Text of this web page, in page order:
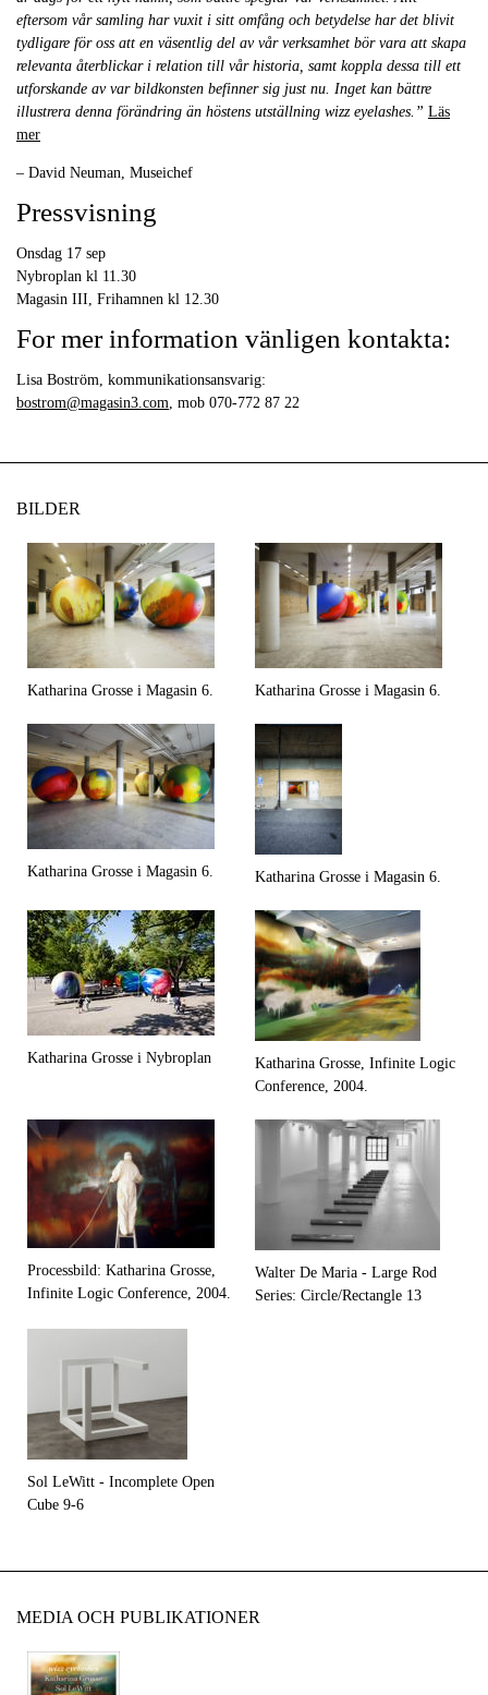
eftersom vår samling har vuxit i sitt omfång och betydelse har det blivit
tydligare för oss att en väsentlig del av vår verksamhet bör vara att skapa
relevanta återblickar i relation till vår historia, samt koppla dessa till ett
utforskande av var bildkonsten befinner sig just nu. Inget kan bättre
illustrera denna förändring än höstens utställning wizz eyelashes.” Läs
mer
– David Neuman, Museichef
Pressvisning
Onsdag 17 sep
Nybroplan kl 11.30
Magasin III, Frihamnen kl 12.30
For mer information vänligen kontakta:
Lisa Boström, kommunikationsansvarig:
bostrom@magasin3.com , mob 070-772 87 22
BILDER
Katharina Grosse i Magasin 6. Katharina Grosse i Magasin 6.
Katharina Grosse i Magasin 6. Katharina Grosse i Magasin 6.
Katharina Grosse i Nybroplan
Katharina Grosse, Infinite Logic
Conference, 2004.
Processbild: Katharina Grosse,
Infinite Logic Conference, 2004.
Walter De Maria - Large Rod
Series: Circle/Rectangle 13
Sol LeWitt - Incomplete Open
Cube 9-6
MEDIA OCH PUBLIKATIONER